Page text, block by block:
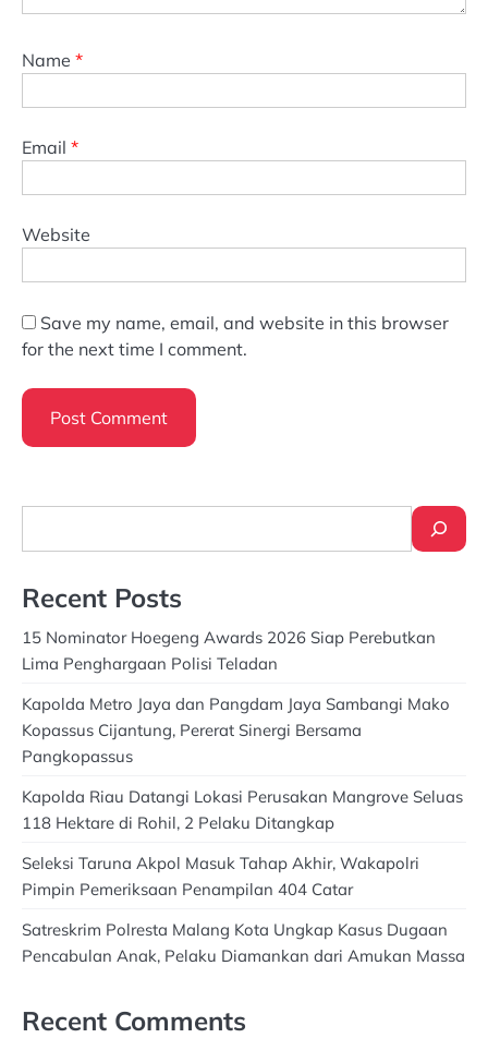
Name *
Email *
Website
Save my name, email, and website in this browser
for the next time I comment.
Recent Posts
15 Nominator Hoegeng Awards 2026 Siap Perebutkan
Lima Penghargaan Polisi Teladan
Kapolda Metro Jaya dan Pangdam Jaya Sambangi Mako
Kopassus Cijantung, Pererat Sinergi Bersama
Pangkopassus
Kapolda Riau Datangi Lokasi Perusakan Mangrove Seluas
118 Hektare di Rohil, 2 Pelaku Ditangkap
Seleksi Taruna Akpol Masuk Tahap Akhir, Wakapolri
Pimpin Pemeriksaan Penampilan 404 Catar
Satreskrim Polresta Malang Kota Ungkap Kasus Dugaan
Pencabulan Anak, Pelaku Diamankan dari Amukan Massa
Recent Comments